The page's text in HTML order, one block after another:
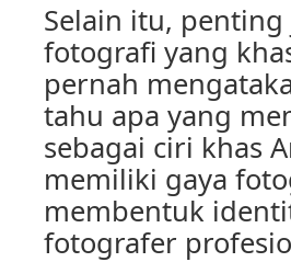
Selain itu,
fotografi yang
pernah
tahu apa yang
sebagai ciri khas
memiliki gaya
membentuk
fotografer